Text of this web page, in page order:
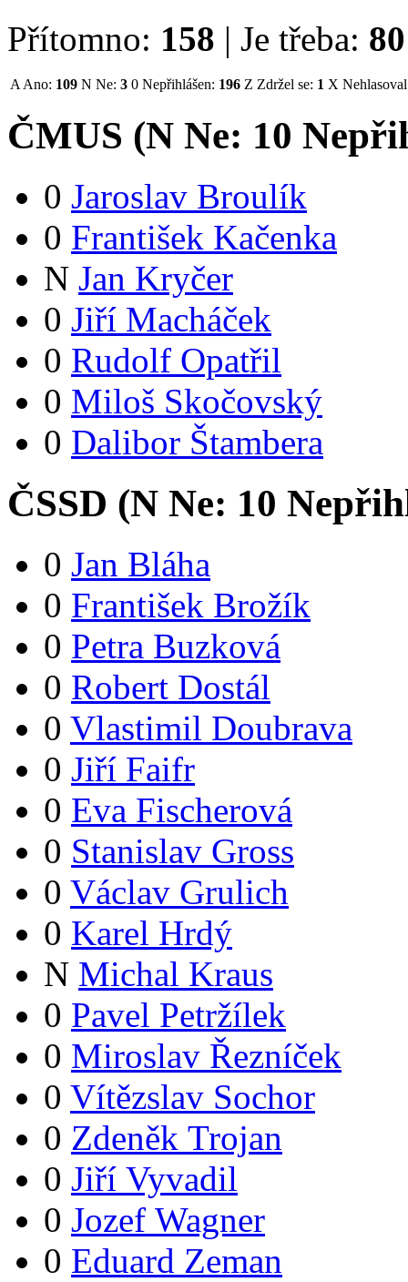
Přítomno: 158 | Je třeba: 80
A Ano: 109 N Ne: 3 0 Nepřihlášen: 196 Z Zdržel se: 1 X Nehlasoval
ČMUS (N Ne: 10
0 Jaroslav Broulík
0 František Kačenka
N Jan Kryčer
0 Jiří Macháček
0 Rudolf Opatřil
0 Miloš Skočovský
0 Dalibor Štambera
ČSSD (N Ne: 10
0 Jan Bláha
0 František Brožík
0 Petra Buzková
0 Robert Dostál
0 Vlastimil Doubrava
0 Jiří Faifr
0 Eva Fischerová
0 Stanislav Gross
0 Václav Grulich
0 Karel Hrdý
N Michal Kraus
0 Pavel Petržílek
0 Miroslav Řezníček
0 Vítězslav Sochor
0 Zdeněk Trojan
0 Jiří Vyvadil
0 Jozef Wagner
0 Eduard Zeman